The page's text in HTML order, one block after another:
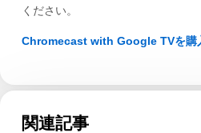
ください。
Chromecast with Google TVを購
関連記事